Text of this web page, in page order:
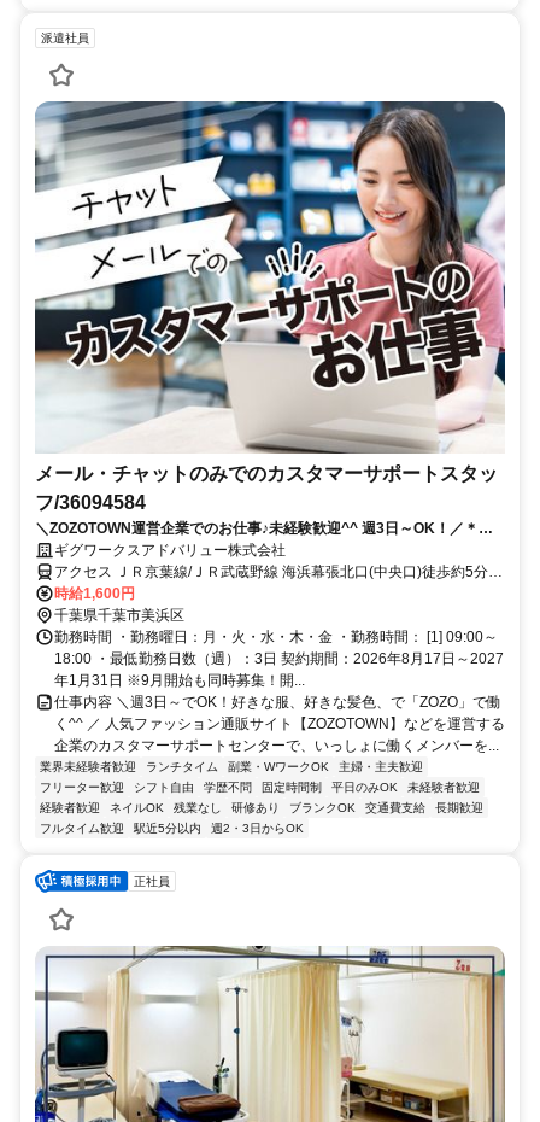
派遣社員
メール・チャットのみでのカスタマーサポートスタッ
フ/36094584
＼ZOZOTOWN運営企業でのお仕事♪未経験歓迎^^ 週3日～OK！／＊お
しゃれオフィスでコツコツと働ける☆服装・髪型・ネイル自由！電話対
応ナシのメール・チャットでのお客様対応のお仕事♪★
ギグワークスアドバリュー株式会社
アクセス ＪＲ京葉線/ＪＲ武蔵野線 海浜幕張北口(中央口)徒歩約5分、
ＪＲ総武本線 幕張南口徒歩約22分、京成千葉線 京成幕張徒歩約22分
時給1,600円
千葉県千葉市美浜区
勤務時間 ・勤務曜日：月・火・水・木・金 ・勤務時間： [1] 09:00～
18:00 ・最低勤務日数（週）：3日 契約期間：2026年8月17日～2027
年1月31日 ※9月開始も同時募集！開...
仕事内容 ＼週3日～でOK！好きな服、好きな髪色、で「ZOZO」で働
く^^ ／ 人気ファッション通販サイト【ZOZOTOWN】などを運営する
企業のカスタマーサポートセンターで、いっしょに働くメンバーを...
業界未経験者歓迎 ランチタイム 副業・WワークOK
主婦・主夫歓迎
フリーター歓迎
シフト自由 学歴不問 固定時間制 平日のみOK
未経験者歓迎
経験者歓迎
ネイルOK 残業なし 研修あり ブランクOK 交通費支給
長期歓迎
フルタイム歓迎
駅近5分以内 週2・3日からOK
正社員